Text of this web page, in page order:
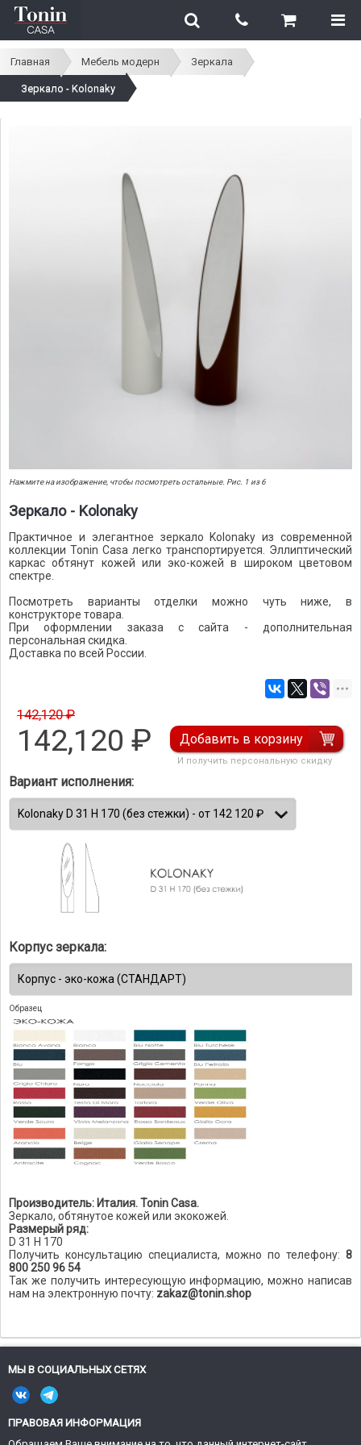
Главная Мебель модерн Зеркала
Зеркало - Kolonaky
Нажмите на изображение, чтобы посмотреть остальные. Рис. 1 из 6
Зеркало - Kolonaky
Практичное и элегантное зеркало Kolonaky из современной
коллекции Tonin Casa легко транспортируется. Эллиптический
каркас обтянут кожей или эко-кожей в широком цветовом
спектре.
Посмотреть варианты отделки можно чуть ниже, в
конструкторе товара.
При оформлении заказа с сайта - дополнительная
персональная скидка.
Доставка по всей России.
142,120 ₽
142,120 ₽ Добавить в корзину
И получить персональную скидку
Вариант исполнения:
Корпус зеркала:
Образец
Производитель: Италия. Tonin Casa.
Зеркало, обтянутое кожей или экокожей.
Размерый ряд:
D 31 H 170
Получить консультацию специалиста, можно по телефону: 8
800 250 96 54
Так же получить интересующую информацию, можно написав
нам на электронную почту: zakaz@tonin.shop
МЫ В СОЦИАЛЬНЫХ СЕТЯХ
ПРАВОВАЯ ИНФОРМАЦИЯ